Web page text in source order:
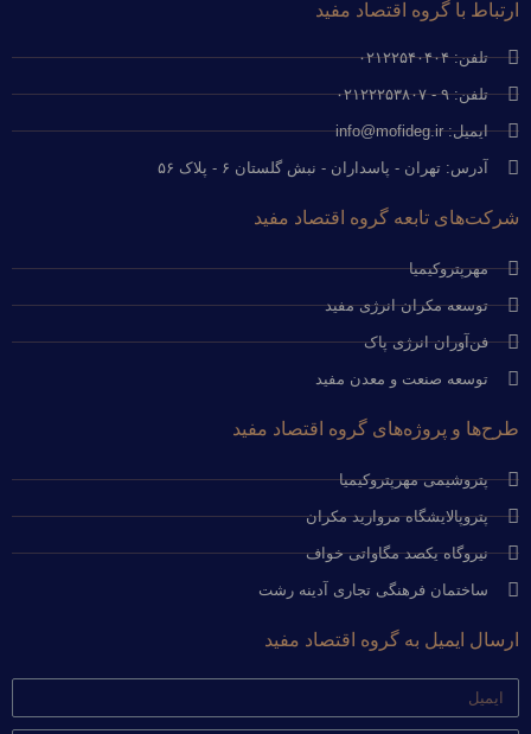
ارتباط با گروه اقتصاد مفید
تلفن: ۰۲۱۲۲۵۴۰۴۰۴
تلفن: ۹ - ۰۲۱۲۲۲۵۳۸۰۷
ایمیل: info@mofideg.ir
آدرس: تهران - پاسداران - نبش گلستان ۶ - پلاک ۵۶
شرکت‌های تابعه گروه اقتصاد مفید
مهرپتروکیمیا
توسعه مکران انرژی مفید
فن‌آوران انرژی پاک
توسعه صنعت و معدن مفید
طرح‌ها و پروژه‌های گروه اقتصاد مفید
پتروشیمی مهرپتروکیمیا
پتروپالایشگاه مروارید مکران
نیروگاه یکصد مگاواتی خواف
ساختمان فرهنگی تجاری آدینه رشت
ارسال ایمیل به گروه اقتصاد مفید
ایمیل